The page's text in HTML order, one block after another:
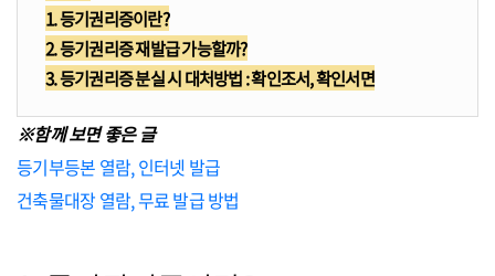
1. 등기권리증이란?
2. 등기권리증 재발급 가능할까?
3. 등기권리증 분실 시 대처방법 : 확인조서, 확인서면
※함께 보면 좋은 글
등기부등본 열람, 인터넷 발급
건축물대장 열람, 무료 발급 방법